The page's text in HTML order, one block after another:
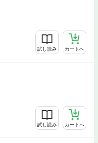
試し読み カートへ
試し読み カートへ